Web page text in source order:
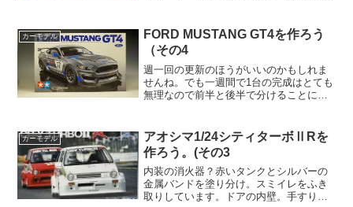
が、今からでも遅くないので思い切って
パテ盛り修正。成形...
カーモデル
FORD MUSTANG GT4を作ろう
（その4
週一回の更新のほうがいいのかもしれま
せんね。でも一週間で1台の完成はとても
無理なので前半と後半で分けることにし
ィングライン。アダプターは自作です
が、ミニ旋盤で削りとりま...
カーモデル
アオシマ1/24シティターボⅡRを
作ろう。(その3
内装の消火器？赤いタンクとシルバーの
金属バンドを塗り分け。スミイレをふき
取りしています。ドアの内壁。手すりを